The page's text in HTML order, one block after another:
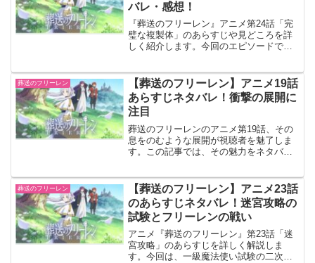
バレ・感想！
『葬送のフリーレン』アニメ第24話「完
璧な複製体」のあらすじや見どころを詳
しく紹介します。今回のエピソードで
係性にも新たな一面が描かれました。ネ
タバレを含むため、未視聴の方はご注意
ください。
葬送のフリーレン
【葬送のフリーレン】アニメ19話
あらすじネタバレ！衝撃の展開に
注目
葬送のフリーレンのアニメ第19話、その
息をのむような展開が視聴者を魅了しま
す。この記事では、その魅力をネタバレ
エピソードでは一体どんな驚きが待って
いるのでしょうか。
葬送のフリーレン
【葬送のフリーレン】アニメ23話
のあらすじネタバレ！迷宮攻略の
試験とフリーレンの戦い
アニメ『葬送のフリーレン』第23話「迷
宮攻略」のあらすじを詳しく解説しま
す。今回は、一級魔法使い試験の二次試